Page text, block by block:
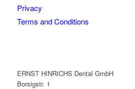
Privacy
Terms and Conditions
ERNST HINRICHS Dental GmbH
Borsigstr. 1